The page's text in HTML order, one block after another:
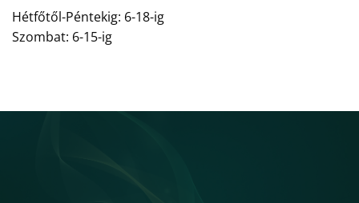
Hétfőtől-Péntekig: 6-18-ig
Szombat: 6-15-ig